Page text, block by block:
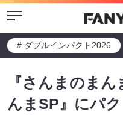
Menu
# ダブルインパクト2026
『さんまのま
んまSP』にパ